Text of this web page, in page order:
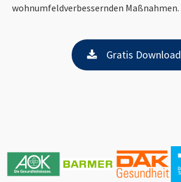
wohnumfeldverbessernden Maßnahmen.
Gratis Download